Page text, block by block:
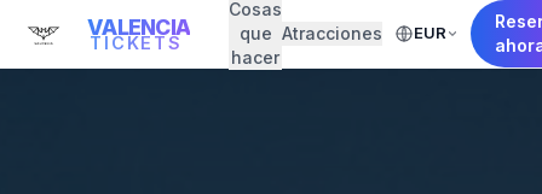
VALENCIA
TICKETS
Cosas
que
hacer
Atracciones EUR